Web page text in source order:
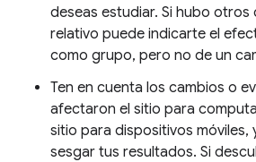
deseas estudiar. Si hubo otros
relativo puede indicarte el
como grupo, pero no de un
Ten en cuenta los cambios o
afectaron el sitio para
sitio para dispositivos móviles,
sesgar tus resultados. Si